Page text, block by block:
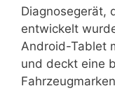
Diagnosegerät,
entwickelt
Android-Tablet
und deckt eine